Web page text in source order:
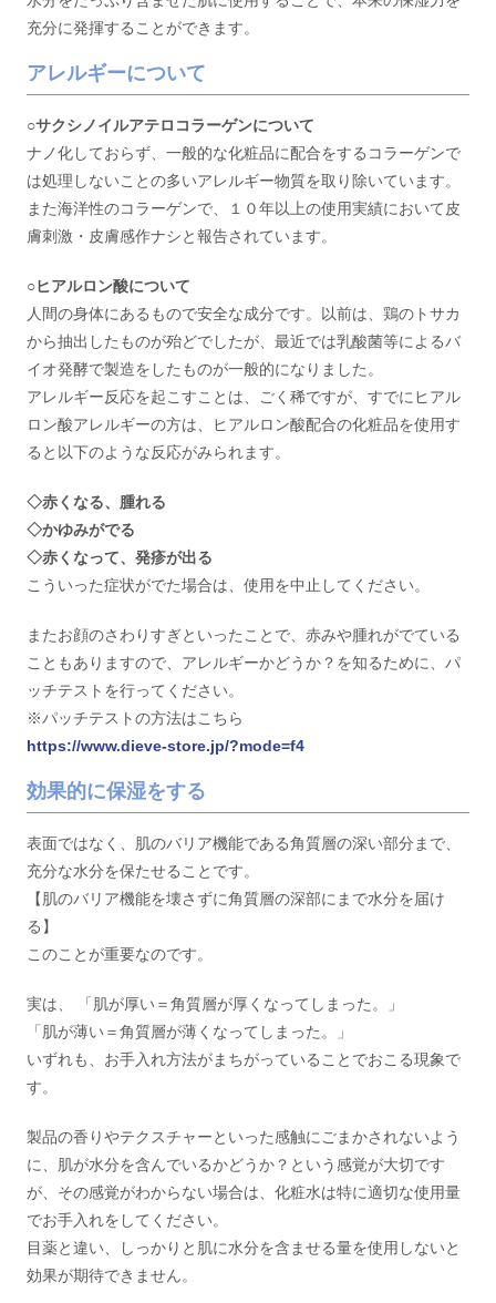
充分に発揮することができます。
アレルギーについて
○サクシノイルアテロコラーゲンについて
ナノ化しておらず、一般的な化粧品に配合をするコラーゲンで
は処理しないことの多いアレルギー物質を取り除いています。
また海洋性のコラーゲンで、１０年以上の使用実績において皮
膚刺激・皮膚感作ナシと報告されています。
○ヒアルロン酸について
人間の身体にあるもので安全な成分です。以前は、鶏のトサカ
から抽出したものが殆どでしたが、最近では乳酸菌等によるバ
イオ発酵で製造をしたものが一般的になりました。
アレルギー反応を起こすことは、ごく稀ですが、すでにヒアル
ロン酸アレルギーの方は、ヒアルロン酸配合の化粧品を使用す
ると以下のような反応がみられます。
◇赤くなる、腫れる
◇かゆみがでる
◇赤くなって、発疹が出る
こういった症状がでた場合は、使用を中止してください。
またお顔のさわりすぎといったことで、赤みや腫れがでている
こともありますので、アレルギーかどうか？を知るために、パ
ッチテストを行ってください。
※パッチテストの方法はこちら
https://www.dieve-store.jp/?mode=f4
効果的に保湿をする
表面ではなく、肌のバリア機能である角質層の深い部分まで、
充分な水分を保たせることです。
【肌のバリア機能を壊さずに角質層の深部にまで水分を届け
る】
このことが重要なのです。
実は、 「肌が厚い＝角質層が厚くなってしまった。」
「肌が薄い＝角質層が薄くなってしまった。」
いずれも、お手入れ方法がまちがっていることでおこる現象で
す。
製品の香りやテクスチャーといった感触にごまかされないよう
に、肌が水分を含んでいるかどうか？という感覚が大切です
が、その感覚がわからない場合は、化粧水は特に適切な使用量
でお手入れをしてください。
目薬と違い、しっかりと肌に水分を含ませる量を使用しないと
効果が期待できません。